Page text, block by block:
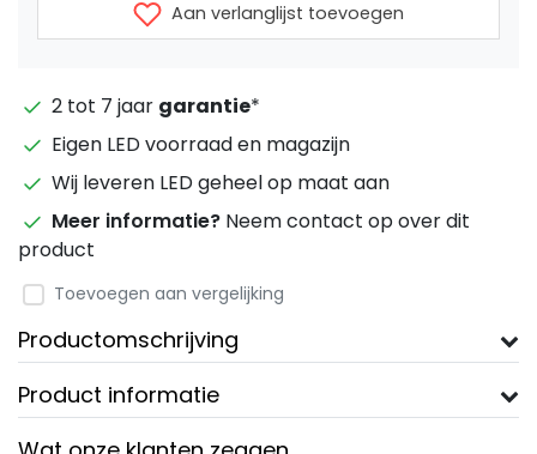
Aan verlanglijst toevoegen
2 tot 7 jaar garantie*
Eigen LED voorraad en magazijn
Wij leveren LED geheel op maat aan
Meer informatie? Neem contact op over dit
product
Toevoegen aan vergelijking
Productomschrijving
Product informatie